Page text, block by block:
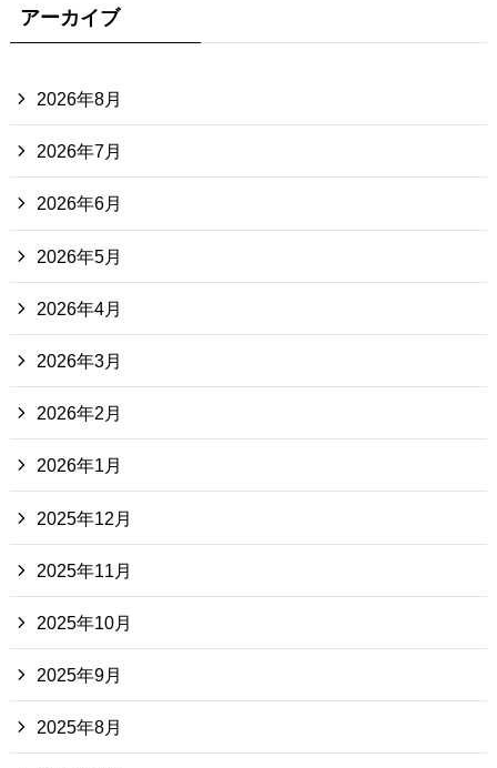
アーカイブ
2026年8月
2026年7月
2026年6月
2026年5月
2026年4月
2026年3月
2026年2月
2026年1月
2025年12月
2025年11月
2025年10月
2025年9月
2025年8月